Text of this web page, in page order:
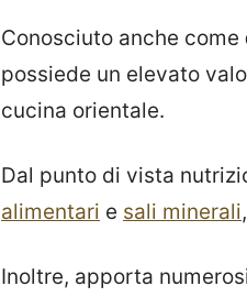
Conosciuto anche come
possiede un elevato
cucina orientale.
Dal punto di vista
alimentari e sali minerali
Inoltre, apporta